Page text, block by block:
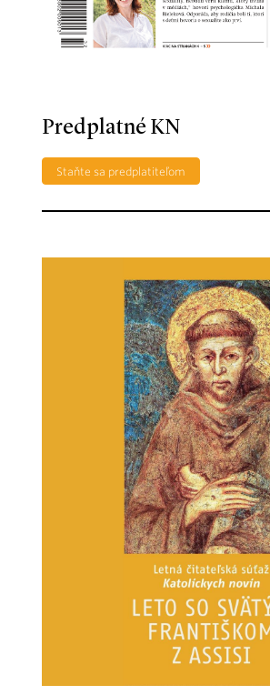
Predplatné KN
Staňte sa predplatiteľom